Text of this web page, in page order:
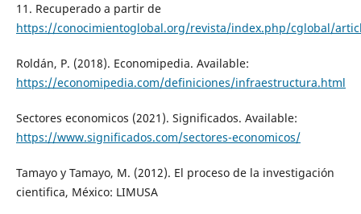
11. Recuperado a partir de
https://conocimientoglobal.org/revista/index.php/cglobal/
Roldán, P. (2018). Economipedia. Available:
https://economipedia.com/definiciones/infraestructura.html
Sectores economicos (2021). Significados. Available:
https://www.significados.com/sectores-economicos/
Tamayo y Tamayo, M. (2012). El proceso de la investigación
cientifica, México: LIMUSA